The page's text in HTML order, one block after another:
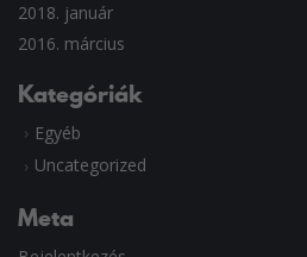
2018. január
2016. március
Kategóriák
Egyéb
Uncategorized
Meta